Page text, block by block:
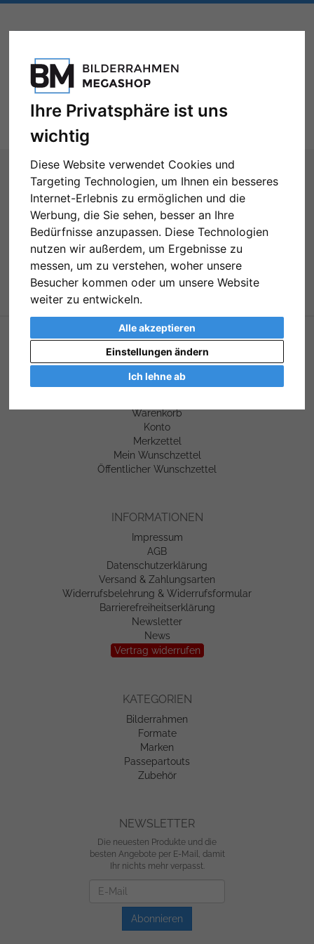
Ihre Privatsphäre ist uns
wichtig
Diese Website verwendet Cookies und
Targeting Technologien, um Ihnen ein besseres
Internet-Erlebnis zu ermöglichen und die
Werbung, die Sie sehen, besser an Ihre
Bedürfnisse anzupassen. Diese Technologien
nutzen wir außerdem, um Ergebnisse zu
messen, um zu verstehen, woher unsere
Besucher kommen oder um unsere Website
weiter zu entwickeln.
Alle akzeptieren
Ich lehne ab
Einstellungen ändern
ToggleMenü
Sie sind hier: Formate
Bilderrahmen nach Maß
Filter: Format: 30x60
Bilderrahmen nach Maß
Alle Filter zurücksetzen
Format: 30x60
SERVICE
Kontakt
Hilfe
Warenkorb
Konto
Merkzettel
Mein Wunschzettel
Öffentlicher Wunschzettel
INFORMATIONEN
Impressum
AGB
Datenschutzerklärung
Versand & Zahlungsarten
Widerrufsbelehrung & Widerrufsformular
Barrierefreiheitserklärung
Newsletter
News
Vertrag widerrufen
KATEGORIEN
Bilderrahmen
Formate
Marken
Passepartouts
Zubehör
NEWSLETTER
Die neuesten Produkte und die
besten Angebote per E-Mail, damit
Ihr nichts mehr verpasst.
Abonnieren